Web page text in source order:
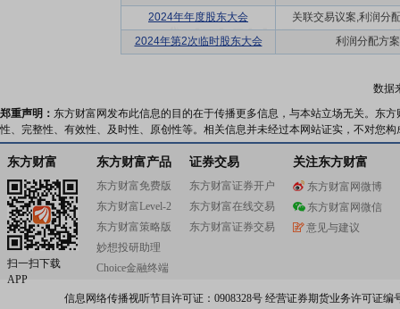
2024年年度股东大会
关联交易议案,利润分
2024年第2次临时股东大会
利润分配方案
数据
郑重声明： 东方财富网发布此信息的目的在于传播更多信息，与本站立场无关。东
性、完整性、有效性、及时性、原创性等。相关信息并未经过本网站证实，不对您
东方财富
扫一扫下载
APP
东方财富产品
东方财富免费版
东方财富Level-2
东方财富策略版
妙想投研助理
Choice金融终端
证券交易
东方财富证券开户
东方财富在线交易
东方财富证券交易
关注东方财富
东方财富网微博
东方财富网微信
意见与建议
信息网络传播视听节目许可证：0908328号 经营证券期货业务许可证编